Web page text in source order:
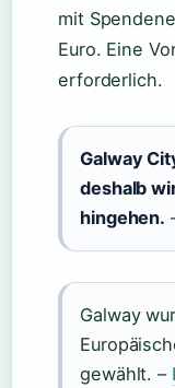
mit
Euro. Eine
erforderlich.
Galway
deshalb
hingehen.
Galway
gewählt. –